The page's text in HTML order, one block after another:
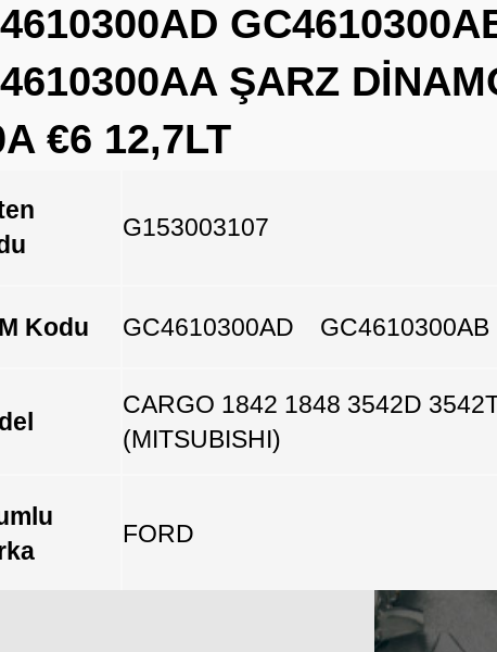
ŞARZ
€6 12,7LT
G153003107
Kodu GC4610300AD GC4610300AB
CARGO 1842 1848 3542D
(MITSUBISHI)
FORD